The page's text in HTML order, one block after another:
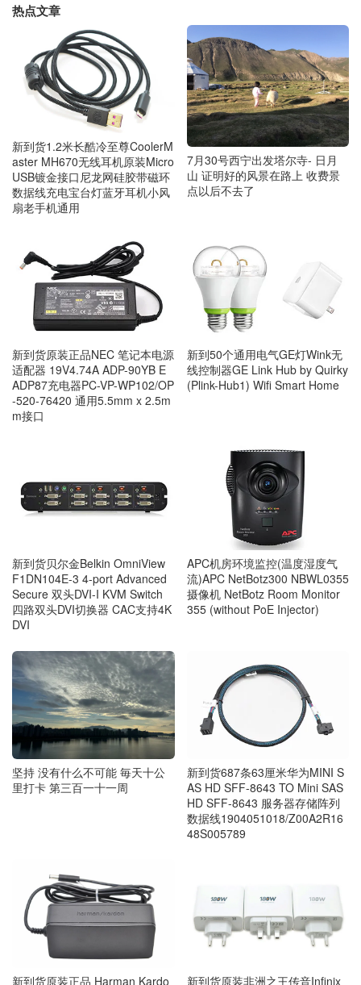
热点文章
新到货1.2米长酷冷至尊CoolerM
aster MH670无线耳机原装Micro
USB镀金接口尼龙网硅胶带磁环
数据线充电宝台灯蓝牙耳机小风
扇老手机通用
7月30号西宁出发塔尔寺- 日月
山 证明好的风景在路上 收费景
点以后不去了
新到货原装正品NEC 笔记本电源
适配器 19V4.74A ADP-90YB E
ADP87充电器PC-VP-WP102/OP
-520-76420 通用5.5mm x 2.5m
m接口
新到50个通用电气GE灯Wink无
线控制器GE Link Hub by Quirky
(Plink-Hub1) Wifi Smart Home
新到货贝尔金Belkin OmniView
F1DN104E-3 4-port Advanced
Secure 双头DVI-I KVM Switch
四路双头DVI切换器 CAC支持4K
DVI
APC机房环境监控(温度湿度气
流)APC NetBotz300 NBWL0355
摄像机 NetBotz Room Monitor
355 (without PoE Injector)
坚持 没有什么不可能 毎天十公
里打卡 第三百一十一周
新到货687条63厘米华为MINI S
AS HD SFF-8643 TO Mini SAS
HD SFF-8643 服务器存储阵列
数据线1904051018/Z00A2R16
48S005789
新到货原装正品 Harman Kardo 新到货原装非洲之王传音Infinix